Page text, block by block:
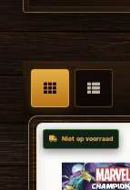
Niet op voorraad